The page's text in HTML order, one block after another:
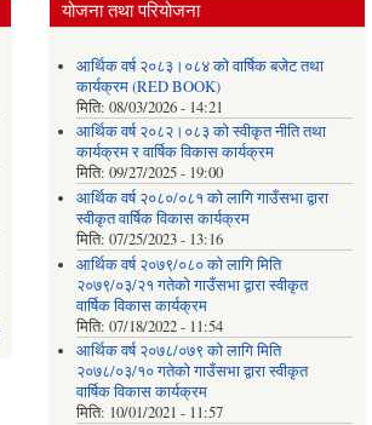
योजना तथा परियोजना
आर्थिक वर्ष २०८३।०८४ को वार्षिक बजेट तथा
कार्यक्रम (RED BOOK)
मिति:08/03/2026 - 14:21
आर्थिक वर्ष २०८२।०८३ को स्वीकृत नीति तथा
कार्यक्रम र वार्षिक विकास कार्यक्रम
मिति:09/27/2025 - 19:00
आर्थिक वर्ष २०८०/०८१ को लागि गाउँसभा द्वारा
स्वीकृत वार्षिक विकास कार्यक्रम
मिति:07/25/2023 - 13:16
आर्थिक वर्ष २०७९/०८० को लागि मिति
२०७९/०३/२१ गतेको गाउँसभा द्वारा स्वीकृत
वार्षिक विकास कार्यक्रम
मिति:07/18/2022 - 11:54
आर्थिक वर्ष २०७८/०७९ को लागि मिति
२०७८/०३/१० गतेको गाउँसभा द्वारा स्वीकृत
वार्षिक विकास कार्यक्रम
मिति: 10/01/2021 - 11:57